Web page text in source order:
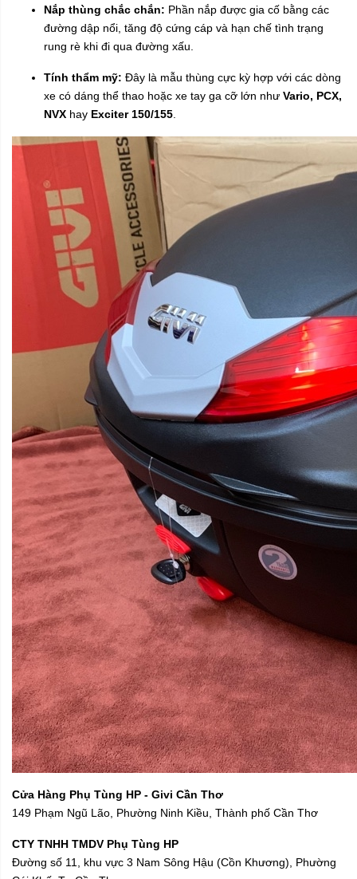
Nắp thùng chắc chắn: Phần nắp được gia cố bằng các
đường dập nổi, tăng độ cứng cáp và hạn chế tình trạng
rung rè khi đi qua đường xấu.
Tính thẩm mỹ: Đây là mẫu thùng cực kỳ hợp với các dòng
xe có dáng thể thao hoặc xe tay ga cỡ lớn như Vario, PCX,
NVX hay Exciter 150/155
Cửa Hàng Phụ Tùng HP - Givi Cần Thơ
149 Phạm Ngũ Lão, Phường Ninh Kiều, Thành phố Cần Thơ
CTY TNHH TMDV Phụ Tùng HP
Đường số 11, khu vực 3 Nam Sông Hậu (Cồn Khương), Phường